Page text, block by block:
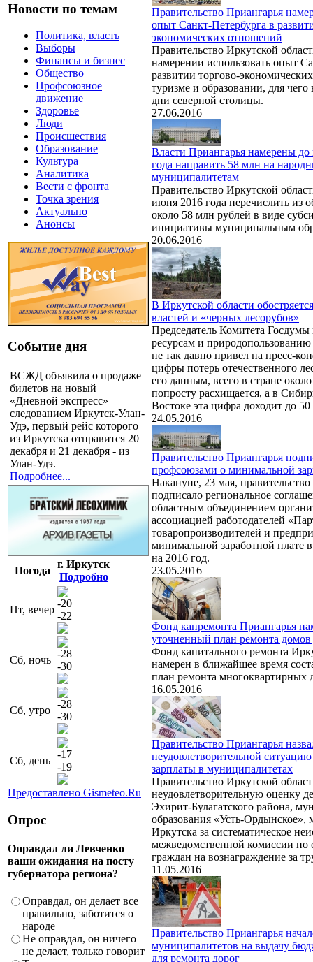
Новости по темам
Политика, власть
Выборы
Финансы и бизнес
Общество
Профсоюзное
движение
Здоровье
Люди
Происшествия
Образование
Культура
Аналитика
Вести с фронта
Точка зрения
Актуально
Анонсы
Событие дня
ВСЖД объявила о продаже
билетов на новый
«Дневной экспресс»
следованием Иркутск-Улан-
Удэ, первый рейс которого
из Иркутска отправится 20
декабря и 21 декабря - из
Улан-Удэ.
Подробнее...
Погода
г. Иркутск
Подробно
Пт, вечер
-20
-22
Сб, ночь
-28
-30
Сб, утро
-28
-30
Сб, день
-17
-19
Предоставлено Gismeteo.Ru
Опрос
Оправдал ли Левченко
ваши ожидания на посту
губернатора региона?
Оправдал, он делает все
правильно, заботится о
народе
Не оправдал, он ничего
не делает, только говорит
Правительство Приангарья
опыт Санкт-Петербурга в
экономических отношений
Правительство Иркутской
намерении использовать опыт
развитии торгово-
туризме и образовании, для
дни северной столицы.
27.06.2016
Власти Приангарья намерены
года направить 58 млн на
муниципалитетам
Правительство Иркутской
июня 2016 года перечислить из
около 58 млн рублей в виде
инициативы муниципальным
20.06.2016
В Иркутской области
властей и «черных лесорубов»
Председатель Комитета
ресурсам и
не так давно привел на пресс-
цифры потерь отечественного
его данным, всего в стране
попросту расхищается, а в
Востоке эта цифра доходит до 50
24.05.2016
Правительство Приангарья
профсоюзами о минимальной
Накануне, 23 мая,
подписало региональное
областным объединением
ассоциацией работодателей
товаропроизводителей и
минимальной заработной плате
на 2016 год.
23.05.2016
Фонд капремонта Приангарья
уточненный план ремонта домов
Фонд капитального ремонта
намерен в ближайшее время
план ремонта многоквартирных
16.05.2016
Правительство Приангарья
неудовлетворительной
зарплаты в муниципалитетах
Правительство Иркутской
неудовлетворительную оценку
Эхирит-Булагатского района,
образования «Усть-Ордынское»,
Иркутска за систематическое
межведомственной комиссии по
граждан на вознаграждение за
11.05.2016
Правительство Приангарья
муниципалитетов на выдачу
для ремонта дорог